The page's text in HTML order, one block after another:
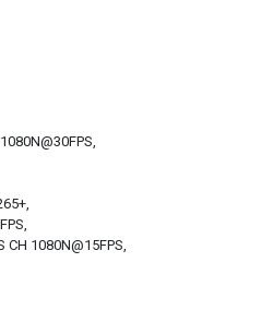
1080N@15FPS,